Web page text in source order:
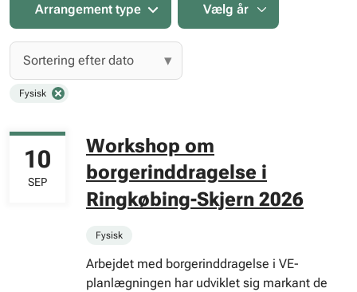
Arrangement type
Fysisk
Workshop om
borgerinddragelse i
Ringkøbing-Skjern 2026
10
SEP
Fysisk
Arbejdet med borgerinddragelse i VE-
planlægningen har udviklet sig markant de